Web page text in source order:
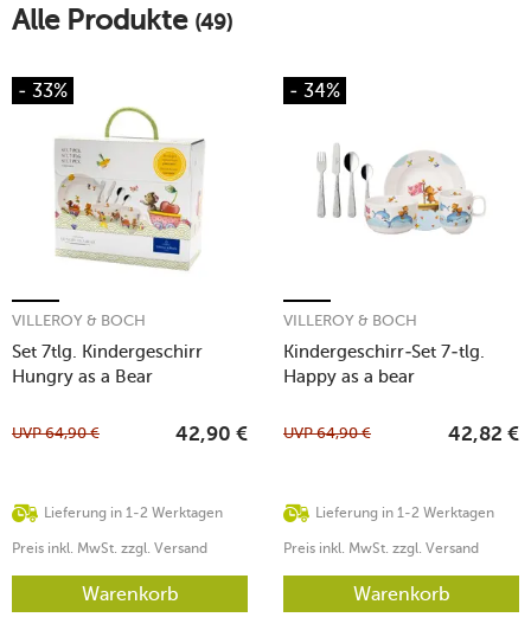
Alle Produkte (49)
- 33%
Set 7tlg. Kindergeschirr
Hungry as a Bear
VILLEROY & BOCH
Lieferung in 1-2 Werktagen
UVP64,90 € 42,90 €
Preis inkl. MwSt. zzgl. Versand
Warenkorb
- 34%
Kindergeschirr-Set 7-tlg.
Happy as a bear
VILLEROY & BOCH
Lieferung in 1-2 Werktagen
UVP64,90 € 42,82 €
Preis inkl. MwSt. zzgl. Versand
Warenkorb